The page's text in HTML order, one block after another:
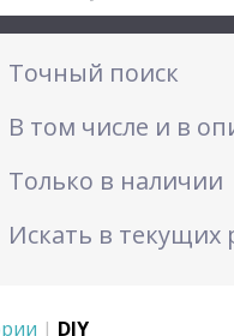
Точный поиск
В том числе и в
Только в наличии
Искать в текущих
| DIY